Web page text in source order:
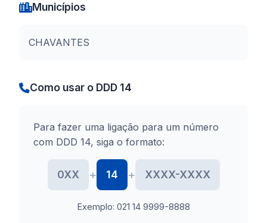
Municípios
CHAVANTES
Como usar o DDD 14
Para fazer uma ligação para um número
com DDD 14, siga o formato:
0XX + 14 + XXXX-XXXX
Exemplo: 021 14 9999-8888